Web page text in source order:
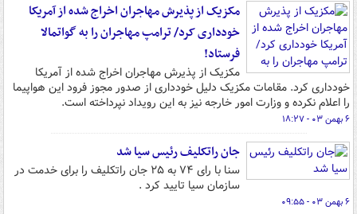
مکزیک از پذیرش مهاجران اخراج شده از آمریکا
خودداری کرد/ ترامپ مهاجران را به گواتمالا
فرستاد!
مکزیک از پذیرش مهاجران اخراج شده از آمریکا
خودداری کرد. مقامات مکزیک دلیل خودداری از صدور مجوز فرود این هواپیما
را اعلام نکرده و وزارت امور خارجه نیز به این رویداد نپرداخته است.
۶ بهمن ۰۳ - ۱۸:۲۷
جان راتکلیف رئیس سیا شد
سنا با رای ۷۴ به ۲۵ جان راتکلیف را برای خدمت در
سازمان سیا تایید کرد .
۶ بهمن ۰۳ - ۰۹:۵۵